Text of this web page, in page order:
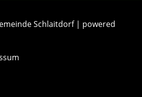
Schlaitdorf | powered